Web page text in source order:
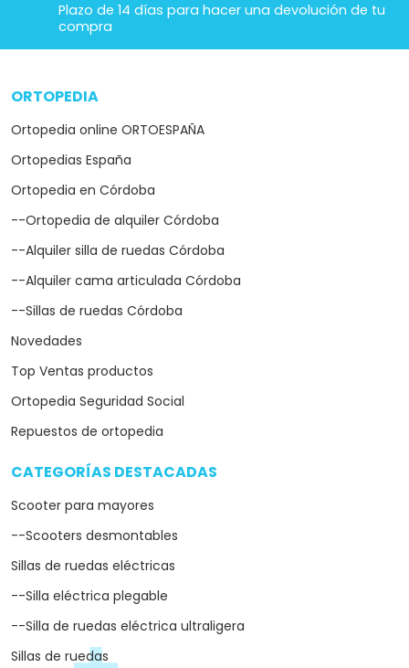
Plazo de 14 días para hacer una devolución de tu
compra
ORTOPEDIA
Ortopedia online ORTOESPAÑA
Ortopedias España
Ortopedia en Córdoba
--Ortopedia de alquiler Córdoba
--Alquiler silla de ruedas Córdoba
--Alquiler cama articulada Córdoba
--Sillas de ruedas Córdoba
Novedades
Top Ventas productos
Ortopedia Seguridad Social
Repuestos de ortopedia
CATEGORÍAS DESTACADAS
Scooter para mayores
--Scooters desmontables
Sillas de ruedas eléctricas
--Silla eléctrica plegable
--Silla de ruedas eléctrica ultraligera
Sillas de ruedas